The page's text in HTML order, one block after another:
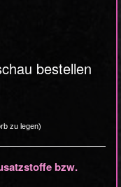
bestellen
zu legen)
bzw.